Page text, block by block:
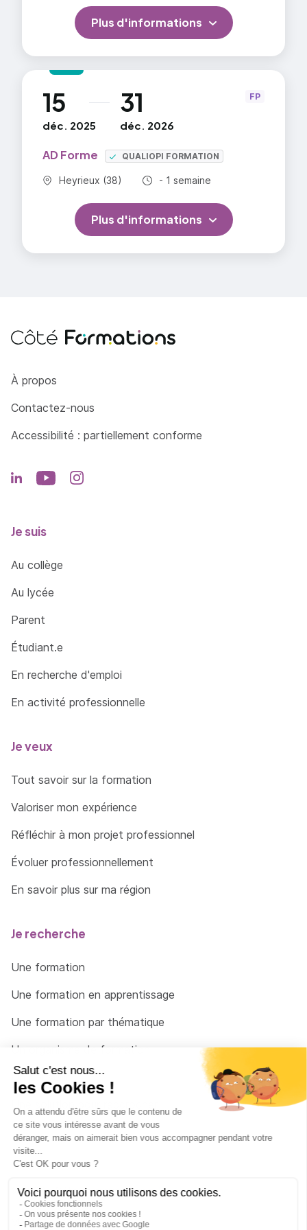
Plus d'informations
15
déc. 2025
au 31
déc. 2026
AD Forme QUALIOPI FORMATION
Commune :
Heyrieux (38) Durée totale :
- 1 semaine
FP
Plus d'informations
Côté Formations
À propos
Contactez-nous
Accessibilité : partiellement conforme
Je suis
Au collège
Au lycée
Parent
Étudiant.e
En recherche d'emploi
En activité professionnelle
Je veux
Tout savoir sur la formation
Valoriser mon expérience
Réfléchir à mon projet professionnel
Évoluer professionnellement
En savoir plus sur ma région
Je recherche
Une formation
Une formation en apprentissage
Une formation par thématique
Un organisme de formation
Un conseiller
© 2026 - Côté Formations - par Via Compétences
Menu Pied de page
Mentions Légales